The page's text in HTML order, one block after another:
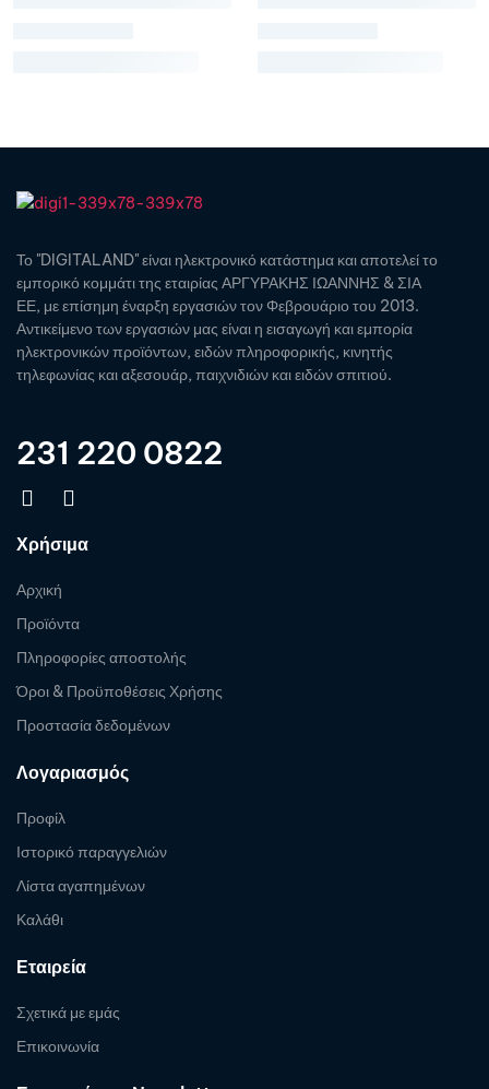
Το "DIGITALAND" είναι ηλεκτρονικό κατάστημα και αποτελεί το
εμπορικό κομμάτι της εταιρίας ΑΡΓΥΡΑΚΗΣ ΙΩΑΝΝΗΣ & ΣΙΑ
ΕΕ, με επίσημη έναρξη εργασιών τον Φεβρουάριο του 2013.
Αντικείμενο των εργασιών μας είναι η εισαγωγή και εμπορία
ηλεκτρονικών προϊόντων, ειδών πληροφορικής, κινητής
τηλεφωνίας και αξεσουάρ, παιχνιδιών και ειδών σπιτιού.
231 220 0822
Χρήσιμα
Αρχική
Προϊόντα
Πληροφορίες αποστολής
Όροι & Προϋποθέσεις Χρήσης
Προστασία δεδομένων
Λογαριασμός
Προφίλ
Ιστορικό παραγγελιών
Λίστα αγαπημένων
Καλάθι
Εταιρεία
Σχετικά με εμάς
Επικοινωνία